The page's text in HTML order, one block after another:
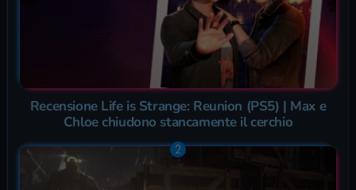
Recensione Life is Strange: Reunion (PS5) | Max e
Chloe chiudono stancamente il cerchio